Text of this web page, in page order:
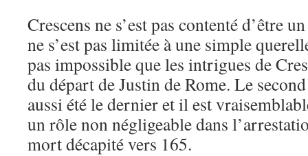
Crescens ne s’est pas contenté d’être
ne s’est pas limitée à une simple
pas impossible que les intrigues de
du départ de Justin de Rome. Le
aussi été le dernier et il est
un rôle non négligeable dans
mort décapité vers 165.